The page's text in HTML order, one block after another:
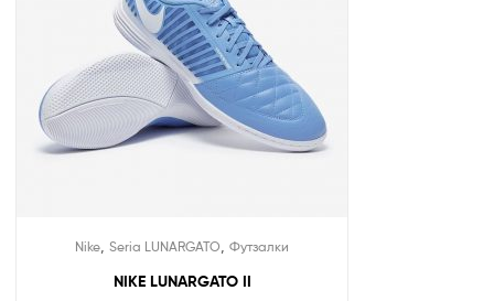
Nike Seria LUNARGATO Футзалки
NIKE LUNARGATO II